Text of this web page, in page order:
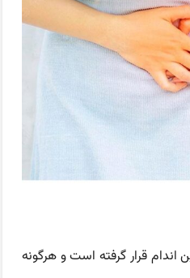
قرار گرفته است و هرگونه